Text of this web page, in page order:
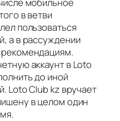
в ветви
пользоваться
а в рассуждении
аккаунт в Loto
до иной
Loto Club kz вручает
в целом один